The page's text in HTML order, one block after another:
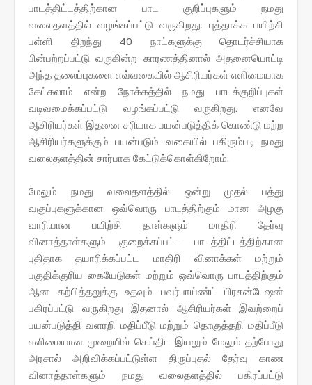
பாடத்திட்டத்திற்கான பாட குறிப்புகளும் நமது
வலைதளத்தில் வழங்கப்பட்டு வருகிறது. புத்தாக்க பயிற்சி
பள்ளி திறந்து 40 நாட்களுக்கு தொடர்ச்சியாக
பின்பற்றப்பட்டு வருகின்ற காரணத்தினால் அதனையொட்டி
அந்த தலைப்புகளை எவ்வகையில் ஆசிரியர்கள் எளிமையாக
கேட்கலாம் என்ற நோக்கத்தில் நமது பாடக்குறிப்புகள்
வடிவமைக்கப்பட்டு வழங்கப்பட்டு வருகிறது. எனவே
ஆசிரியர்கள் இதனை சரியாக பயன்படுத்திக் கொண்டு மற்ற
ஆசிரியர்களுக்கும் பயன்படும் வகையில் பகிரும்படி நமது
வலைதளத்தின் சார்பாக கேட்டுக்கொள்கிறோம்.
மேலும் நமது வலைதளத்தில் ஒன்று முதல் பத்து
வகுப்புகளுக்கான ஒவ்வொரு பாடத்திற்கும் மான அழகு
வாரியான பயிற்சி தாள்களும் மாதிரி தேர்வு
வினாத்தாள்களும் குறைக்கப்பட்ட பாடத்திட்டத்திற்கான
புதிதாக தயாரிக்கப்பட்ட மாதிரி வினாக்கள் மற்றும்
பகுதிக்குரிய கையேடுகள் மற்றும் ஒவ்வொரு பாடத்திற்கும்
ஆன கற்பித்தலுக்கு உதவும் பவர்பாய்ண்ட் பிரசன்டேஷன்
பகிரப்பட்டு வருகிறது இதனால் ஆசிரியர்கள் இவற்றைப்
பயன்படுத்தி வளரறி மதிப்பீடு மற்றும் தொகுத்தறி மதிப்பீடு
எளிமையான முறையில் செய்திட இயலும் மேலும் தற்போது
அரசால் அறிவிக்கப்பட்டுள்ள திருப்புதல் தேர்வு காண
வினாத்தாள்களும் நமது வலைதளத்தில் பகிரப்பட்டு